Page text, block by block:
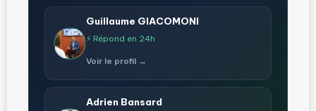
Guillaume GIACOMONI
⚡ Répond en 24h
Voir le profil →
Adrien Bansard